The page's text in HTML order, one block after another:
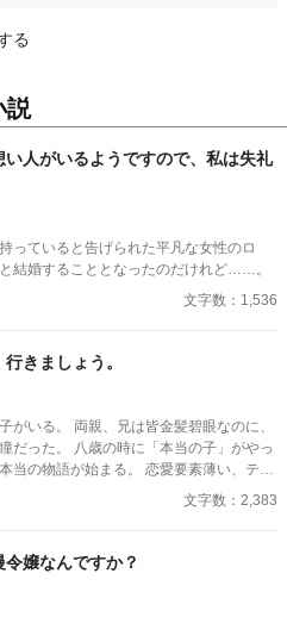
る
説
い人がいるようですので、私は失礼
っていると告げられた平凡な女性のロ
結婚することとなったのだけれど……。
文字数：1,536
きましょう。
がいる。 両親、兄は皆金髪碧眼なのに、
だった。 八歳の時に「本当の子」がやっ
当の物語が始まる。 恋愛要素薄い、テン
ません。 なんちゃってファンタジーか
文字数：2,383
嬢なんですか？